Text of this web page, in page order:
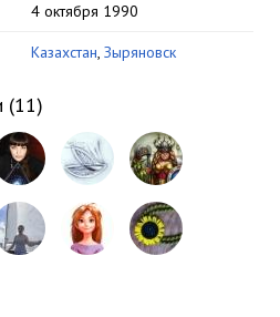
4 октября 1990
Казахстан, Зыряновск
(11)